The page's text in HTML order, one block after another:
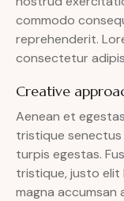
commodo
reprehenderit.
consectetur
Creative
Aenean et
tristique
turpis egestas.
tristique, justo elit
magna accumsan